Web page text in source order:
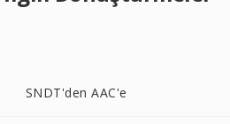
SNDT'den AAC'e